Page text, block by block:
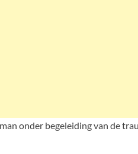
onder begeleiding van de